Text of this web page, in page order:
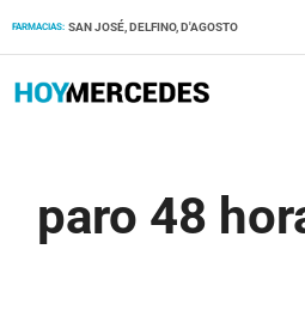
FARMACIAS: SAN JOSÉ, DELFINO, D'AGOSTO
paro 48